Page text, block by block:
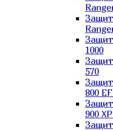
1000
570
800
900